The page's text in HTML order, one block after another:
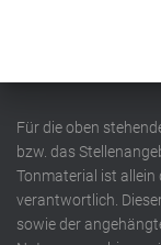
Für die oben
bzw. das
Tonmaterial ist allein
verantwortlich.
sowie der